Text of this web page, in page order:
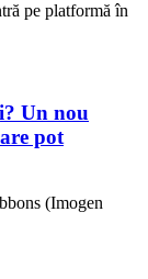
pe platformă în
Un nou
pot
(Imogen